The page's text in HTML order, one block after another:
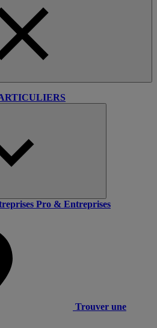
Pro & Entreprises
Trouver une